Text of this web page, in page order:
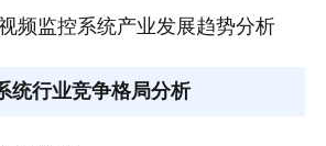
频监控系统产业发展趋势分析
统行业竞争格局分析